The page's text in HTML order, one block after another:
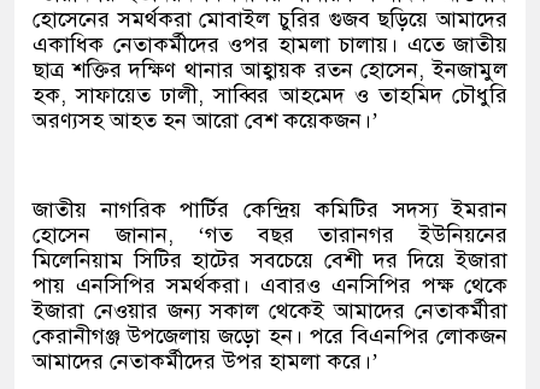
হোসেনের সমর্থকরা মোবাইল চুরির গুজব ছড়িয়ে আমাদের
একাধিক নেতাকর্মীদের ওপর হামলা চালায়। এতে জাতীয়
ছাত্র শক্তির দক্ষিণ থানার আহ্বায়ক রতন হোসেন, ইনজামুল
হক, সাফায়েত ঢালী, সাব্বির আহমেদ ও তাহমিদ চৌধুরি
অরণ্যসহ আহত হন আরো বেশ কয়েকজন।’
জাতীয় নাগরিক পার্টির কেন্দ্রিয় কমিটির সদস্য ইমরান
হোসেন জানান, ‘গত বছর তারানগর ইউনিয়নের
মিলেনিয়াম সিটির হাটের সবচেয়ে বেশী দর দিয়ে ইজারা
পায় এনসিপির সমর্থকরা। এবারও এনসিপির পক্ষ থেকে
ইজারা নেওয়ার জন্য সকাল থেকেই আমাদের নেতাকর্মীরা
কেরানীগঞ্জ উপজেলায় জড়ো হন। পরে বিএনপির লোকজন
আমাদের নেতাকর্মীদের উপর হামলা করে।’